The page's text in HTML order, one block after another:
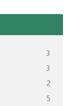
3
3
2
5